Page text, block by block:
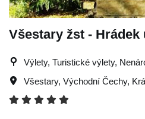
Všestary žst - Hrádek
Výlety, Turistické výlety,
Všestary, Východní Čechy,